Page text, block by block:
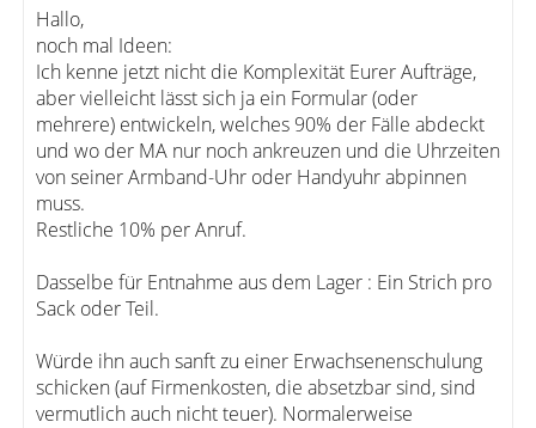
Hallo,
noch mal Ideen:
Ich kenne jetzt nicht die Komplexität Eurer Aufträge,
aber vielleicht lässt sich ja ein Formular (oder
mehrere) entwickeln, welches 90% der Fälle abdeckt
und wo der MA nur noch ankreuzen und die Uhrzeiten
von seiner Armband-Uhr oder Handyuhr abpinnen
muss.
Restliche 10% per Anruf.
Dasselbe für Entnahme aus dem Lager : Ein Strich pro
Sack oder Teil.
Würde ihn auch sanft zu einer Erwachsenenschulung
schicken (auf Firmenkosten, die absetzbar sind, sind
vermutlich auch nicht teuer). Normalerweise